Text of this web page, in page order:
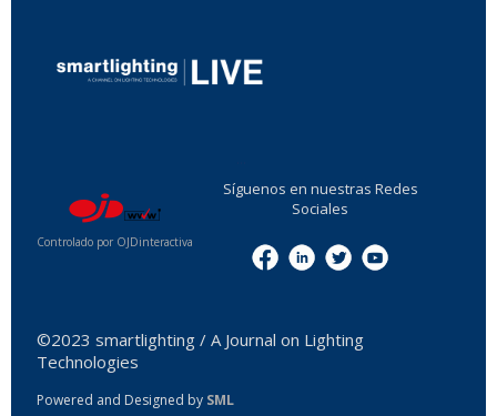
Controlado por OJDinteractiva
Síguenos en nuestras Redes
Sociales
©2023 smartlighting / A Journal on Lighting
Technologies
Powered and Designed by SML